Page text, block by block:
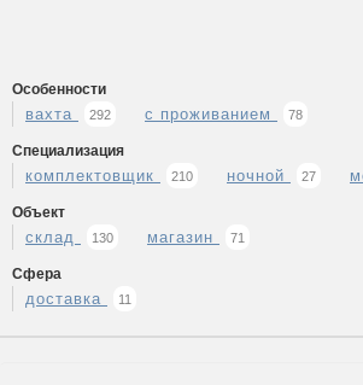
Особенности
вахта 292 с проживанием 78
Специализация
комплектовщик 210 ночной 27
Объект
склад 130 магазин 71
Сфера
доставка 11